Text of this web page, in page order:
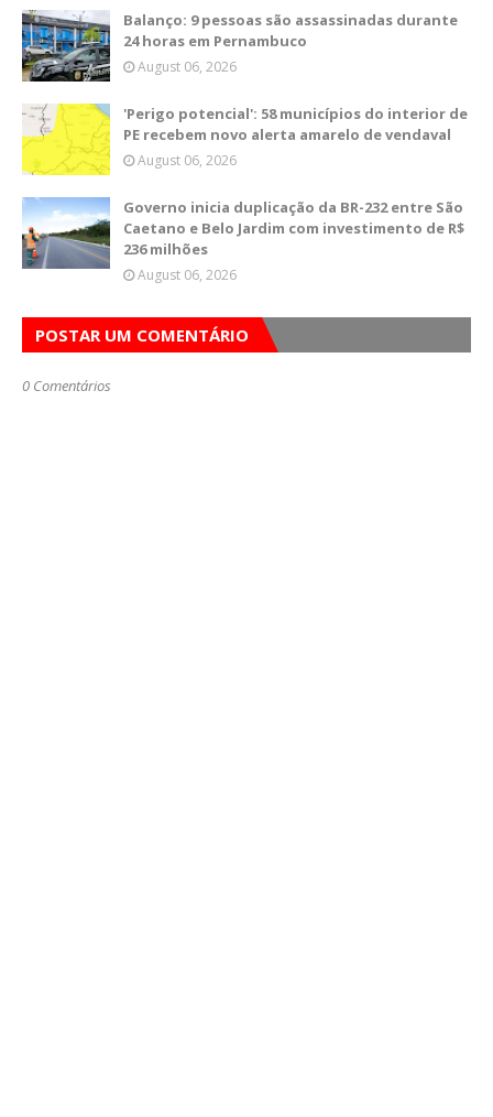
Balanço: 9 pessoas são assassinadas durante
24 horas em Pernambuco
August 06, 2026
'Perigo potencial': 58 municípios do interior de
PE recebem novo alerta amarelo de vendaval
August 06, 2026
Governo inicia duplicação da BR-232 entre São
Caetano e Belo Jardim com investimento de R$
236 milhões
August 06, 2026
POSTAR UM COMENTÁRIO
0 Comentários